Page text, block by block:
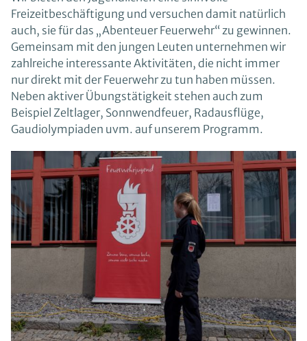
Freizeitbeschäftigung und versuchen damit natürlich
auch, sie für das „Abenteuer Feuerwehr“ zu gewinnen.
Gemeinsam mit den jungen Leuten unternehmen wir
zahlreiche interessante Aktivitäten, die nicht immer
nur direkt mit der Feuerwehr zu tun haben müssen.
Neben aktiver Übungstätigkeit stehen auch zum
Beispiel Zeltlager, Sonnwendfeuer, Radausflüge,
Gaudiolympiaden uvm. auf unserem Programm.